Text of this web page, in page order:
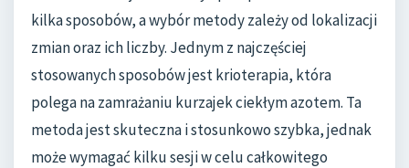
kilka sposobów, a wybór metody zależy od lokalizacji
zmian oraz ich liczby. Jednym z najczęściej
stosowanych sposobów jest krioterapia, która
polega na zamrażaniu kurzajek ciekłym azotem. Ta
metoda jest skuteczna i stosunkowo szybka, jednak
może wymagać kilku sesji w celu całkowitego